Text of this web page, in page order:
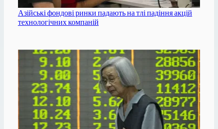
Азійські фондові ринки падають на тлі падіння акцій
технологічних компаній